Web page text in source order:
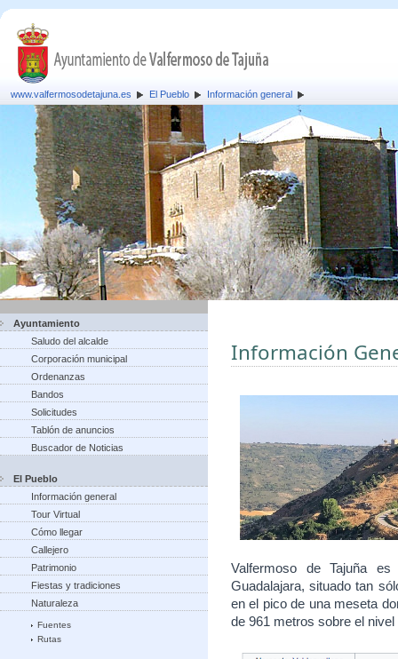
www.valfermosodetajuna.es El Pueblo Información general
Ayuntamiento
Saludo del alcalde
Corporación municipal
Ordenanzas
Bandos
Solicitudes
Tablón de anuncios
Buscador de Noticias
El Pueblo
Información general
Tour Virtual
Cómo llegar
Callejero
Patrimonio
Fiestas y tradiciones
Naturaleza
Fuentes
Rutas
Información
Valfermoso de Tajuña
Guadalajara, situado tan
en el pico de una meseta
de 961 metros sobre el nivel